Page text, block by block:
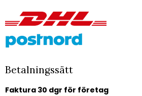
Betalningssätt
Faktura 30 dgr för företag